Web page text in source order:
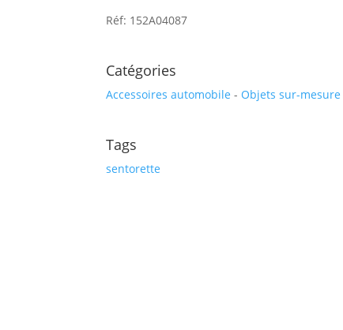
Réf: 152A04087
Catégories
Accessoires automobile - Objets sur-mesure
Tags
sentorette